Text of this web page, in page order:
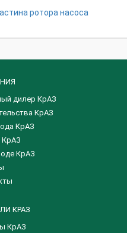
ротора насоса
дилер КрАЗ
КрАЗ
КрАЗ
КрАЗ
КрАЗ
КРАЗ
КрАЗ